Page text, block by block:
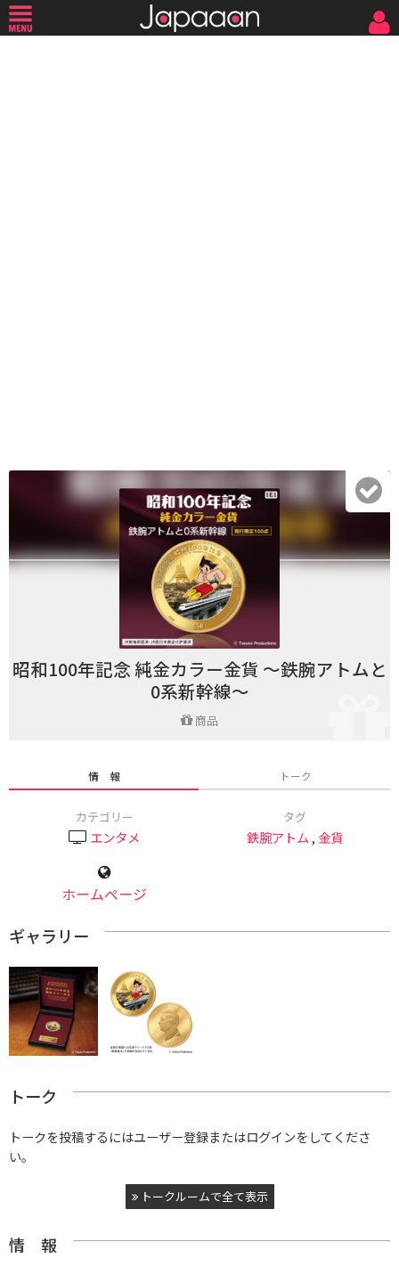
昭和100年記念 純金カラー金貨 ～鉄腕アトムと
0系新幹線～
商品
情 報 トーク
カテゴリー
エンタメ
タグ
鉄腕アトム , 金貨
ホームページ
ギャラリー
トーク
トークを投稿するにはユーザー登録またはログインをしてくださ
い。
トークルームで全て表示
情 報